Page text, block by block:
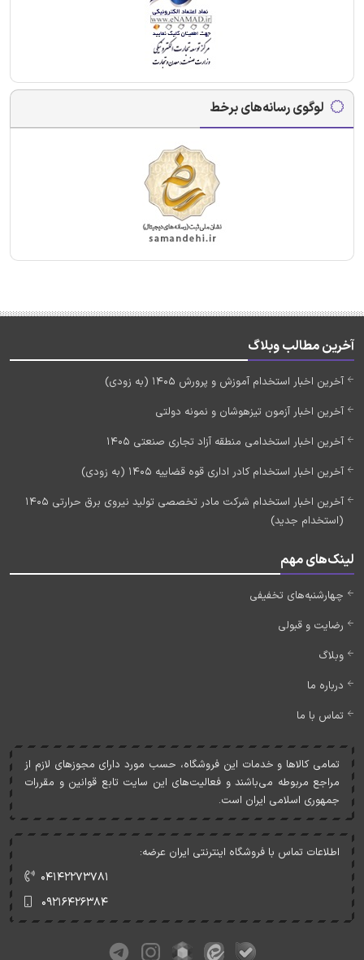
لوگوی رسانه‌های برخط
آخرین مطالب وبلاگ
آخرین اخبار استخدام آموزش و پرورش 1405 (به زودی)
آخرین اخبار آزمون تیزهوشان و نمونه دولتی
آخرین اخبار استخدامی منطقه آزاد تجاری صنعتی 1405
آخرین اخبار استخدام کادر اداری قوه قضاییه 1405 (به زودی)
آخرین اخبار استخدام شرکت مادر تخصصی تولید نیروی برق حرارتی 1405
(استخدام جدید)
لینک‌های مهم
چهارشنبه‌های تخفیفی
رضایت و قبولی
وبلاگ
درباره ما
تماس با ما
تمامی کالاها و خدمات اين فروشگاه، حسب مورد دارای مجوزهای لازم از
مراجع مربوطه می‌باشند و فعاليت‌های اين سايت تابع قوانين و مقررات
جمهوری اسلامی ايران است.
اطلاعات تماس با فروشگاه اینترنتی ایران عرضه:
۰۴۱۴۲۲۷۳۷۸۱
۰۹۲۱۶۴۲۶۳۸۴